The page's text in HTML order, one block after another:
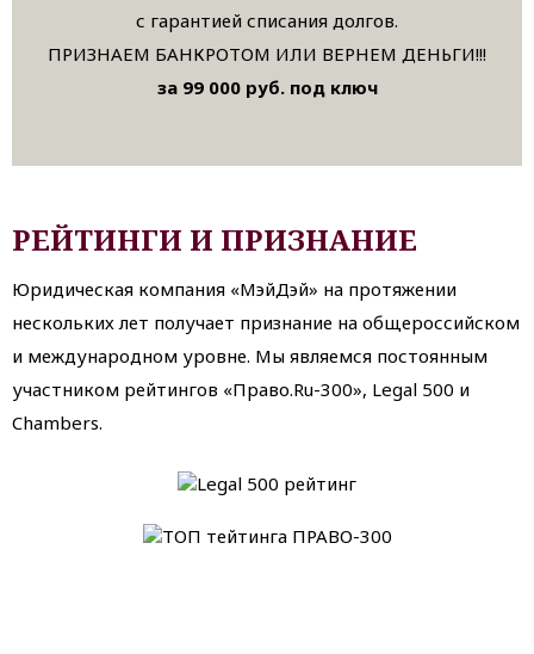
с гарантией списания долгов.
ПРИЗНАЕМ БАНКРОТОМ ИЛИ ВЕРНЕМ ДЕНЬГИ!!!
за 99 000 руб. под ключ
РЕЙТИНГИ И ПРИЗНАНИЕ
Юридическая компания «МэйДэй» на протяжении
нескольких лет получает признание на общероссийском
и международном уровне. Мы являемся постоянным
участником рейтингов «Право.Ru-300», Legal 500 и
Chambers.